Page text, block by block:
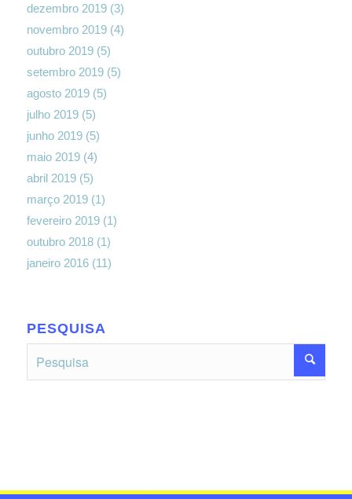
dezembro 2019(3)
novembro 2019(4)
outubro 2019(5)
setembro 2019(5)
agosto 2019(5)
julho 2019(5)
junho 2019(5)
maio 2019(4)
abril 2019(5)
março 2019(1)
fevereiro 2019(1)
outubro 2018(1)
janeiro 2016(11)
PESQUISA